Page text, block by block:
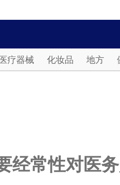
医疗器械 化妆品 地方
经常性对医